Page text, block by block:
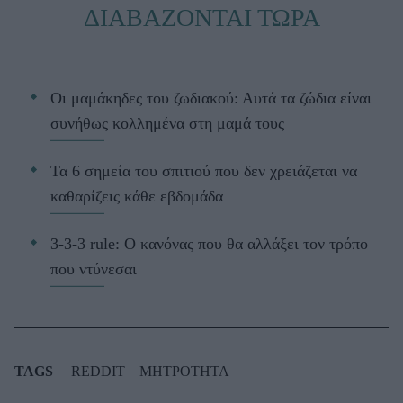
ΔΙΑΒΑΖΟΝΤΑΙ ΤΩΡΑ
Οι μαμάκηδες του ζωδιακού: Αυτά τα ζώδια είναι
συνήθως κολλημένα στη μαμά τους
Τα 6 σημεία του σπιτιού που δεν χρειάζεται να
καθαρίζεις κάθε εβδομάδα
3-3-3 rule: Ο κανόνας που θα αλλάξει τον τρόπο
που ντύνεσαι
TAGS REDDIT ΜΗΤΡΟΤΗΤΑ